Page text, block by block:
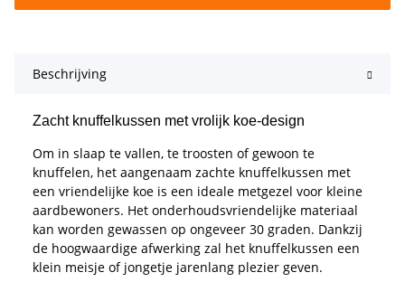
Beschrijving
Zacht knuffelkussen met vrolijk koe-design
Om in slaap te vallen, te troosten of gewoon te
knuffelen, het aangenaam zachte knuffelkussen met
een vriendelijke koe is een ideale metgezel voor kleine
aardbewoners. Het onderhoudsvriendelijke materiaal
kan worden gewassen op ongeveer 30 graden. Dankzij
de hoogwaardige afwerking zal het knuffelkussen een
klein meisje of jongetje jarenlang plezier geven.